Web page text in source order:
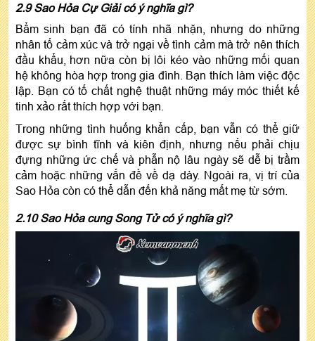
2.9 Sao Hỏa Cự Giải có ý nghĩa gì?
Bẩm sinh bạn đã có tính nhã nhặn, nhưng do những
nhân tố cảm xúc và trở ngại về tình cảm mà trở nên thích
đầu khẩu, hơn nữa còn bị lôi kéo vào những mối quan
hệ không hòa hợp trong gia đình. Bạn thích làm việc độc
lập. Bạn có tố chất nghệ thuật những máy móc thiết kế
tinh xảo rất thích hợp với bạn.
Trong những tình huống khẩn cấp, bạn vẫn có thể giữ
được sự bình tĩnh và kiên định, nhưng nếu phải chịu
đựng những ức chế và phẫn nộ lâu ngày sẽ dễ bị trầm
cảm hoặc những vấn đề về dạ dày. Ngoài ra, vị trí của
Sao Hỏa còn có thể dẫn đến khả năng mất mẹ từ sớm.
2.10 Sao Hỏa cung Song Tử có ý nghĩa gì?